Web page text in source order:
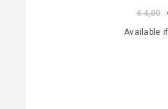
€ 4,00
Available